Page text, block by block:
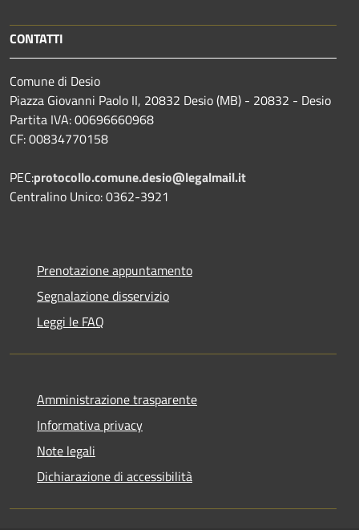
CONTATTI
Comune di Desio
Piazza Giovanni Paolo II, 20832 Desio (MB) - 20832 - Desio
Partita IVA: 00696660968
CF: 00834770158
PEC:protocollo.comune.desio@legalmail.it
Centralino Unico: 0362-3921
Prenotazione appuntamento
Segnalazione disservizio
Leggi le FAQ
Amministrazione trasparente
Informativa privacy
Note legali
Dichiarazione di accessibilità